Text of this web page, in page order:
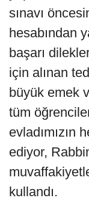
sınavı
hesabından
başarı
için alınan
büyük emek
tüm
evladımızın
ediyor,
kullandı.